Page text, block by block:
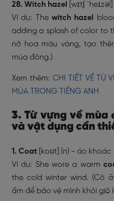
28. Witch hazel
[wɪtʃ
Ví dụ: The witch hazel
adding a splash of color to
nở hoa màu vàng, tạo
mùa đông.)
Xem thêm: CHI TIẾT VỀ TỪ
MÙA TRONG TIẾNG ANH
3. Từ vựng về
và vật dụng cần
1. Coat [koʊt] (n) - áo khoác
Ví dụ: She wore a warm
the cold winter wind. (Cô
ấm để bảo vệ mình khỏi gió